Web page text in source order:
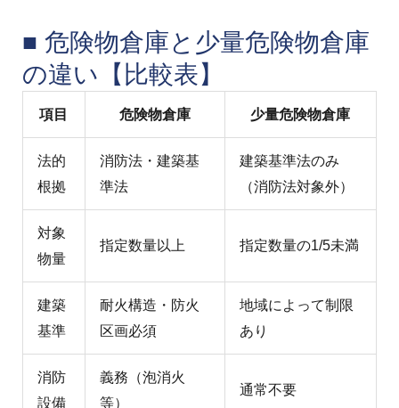
■ 危険物倉庫と少量危険物倉庫
の違い【比較表】
項目 危険物倉庫 少量危険物倉庫
法的
根拠
消防法・建築基
準法
建築基準法のみ
（消防法対象外）
対象
物量
指定数量以上 指定数量の1/5未満
建築
基準
耐火構造・防火
区画必須
地域によって制限
あり
消防
設備
義務（泡消火
等）
通常不要